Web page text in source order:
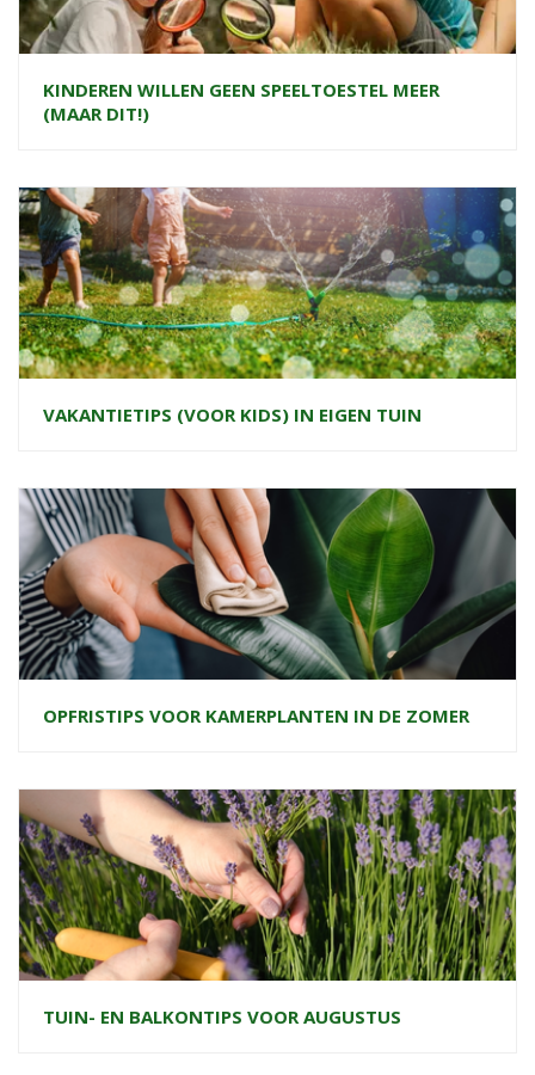
KINDEREN WILLEN GEEN SPEELTOESTEL MEER
(MAAR DIT!)
VAKANTIETIPS (VOOR KIDS) IN EIGEN TUIN
OPFRISTIPS VOOR KAMERPLANTEN IN DE ZOMER
TUIN- EN BALKONTIPS VOOR AUGUSTUS